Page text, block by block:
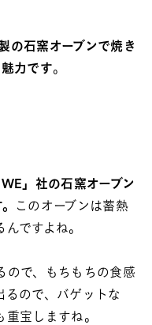
の石窯オーブンで焼き
力です。
」社の石窯オーブン
このオーブンは蓄熱
ですよね。
ので、もちもちの食感
るので、バゲットな
宝しますね。